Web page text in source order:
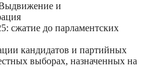
и
сжатие до парламентских
кандидатов и партийных
выборах, назначенных на